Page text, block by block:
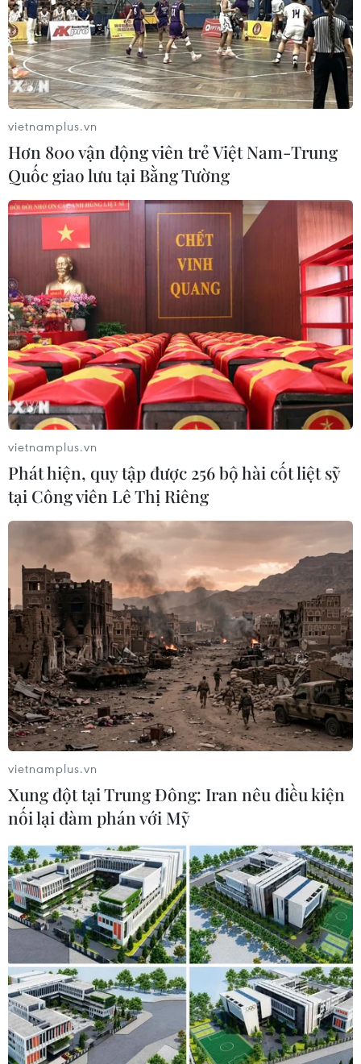
vietnamplus.vn
Hơn 800 vận động viên trẻ Việt Nam-Trung
Quốc giao lưu tại Bằng Tường
vietnamplus.vn
Phát hiện, quy tập được 256 bộ hài cốt liệt sỹ
tại Công viên Lê Thị Riêng
vietnamplus.vn
Xung đột tại Trung Đông: Iran nêu điều kiện
nối lại đàm phán với Mỹ